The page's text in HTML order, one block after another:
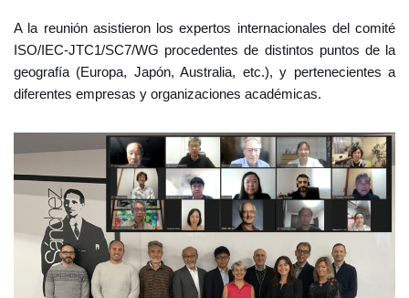
A la reunión asistieron los expertos internacionales del comité
ISO/IEC-JTC1/SC7/WG procedentes de distintos puntos de la
geografía (Europa, Japón, Australia, etc.), y pertenecientes a
diferentes empresas y organizaciones académicas.